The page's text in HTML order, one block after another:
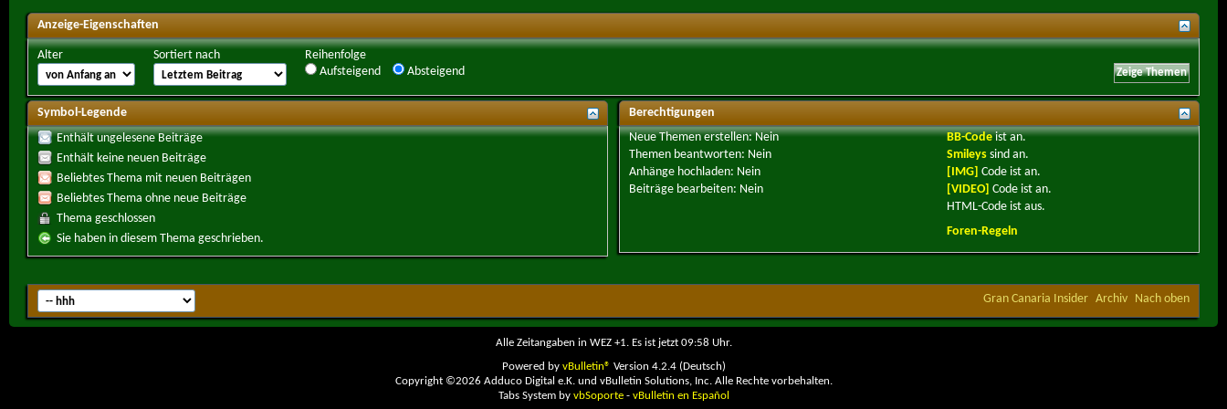
Anzeige-Eigenschaften
Alter Sortiert nach
Reihenfolge
Aufsteigend
Absteigend
Symbol-Legende
Enthält ungelesene Beiträge
Enthält keine neuen Beiträge
Beliebtes Thema mit neuen Beiträgen
Beliebtes Thema ohne neue Beiträge
Thema geschlossen
Sie haben in diesem Thema geschrieben.
Berechtigungen
Neue Themen erstellen:Nein
Themen beantworten: Nein
Anhänge hochladen: Nein
Beiträge bearbeiten: Nein
BB-Codeistan.
Smileys sindan.
[IMG] Code istan.
[VIDEO] Code istan.
HTML-Code istaus.
Foren-Regeln
Gran Canaria Insider Archiv Nach oben
Alle Zeitangaben in WEZ +1. Es ist jetzt 09:58 Uhr.
Powered by vBulletin® Version 4.2.4 (Deutsch)
Copyright ©2026 Adduco Digital e.K. und vBulletin Solutions, Inc. Alle Rechte vorbehalten.
Tabs System by vbSoporte- vBulletin en Español